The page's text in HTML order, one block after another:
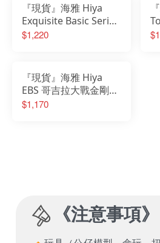
『現貨』海雅 Hiya
Exquisite Basic Series
E.B.S 哥吉拉 2014 可動
$1,220
『現貨』海雅 Hiya
EBS 哥吉拉大戰金剛
2：帝國崛起哥吉拉
$1,170
《注意事項》